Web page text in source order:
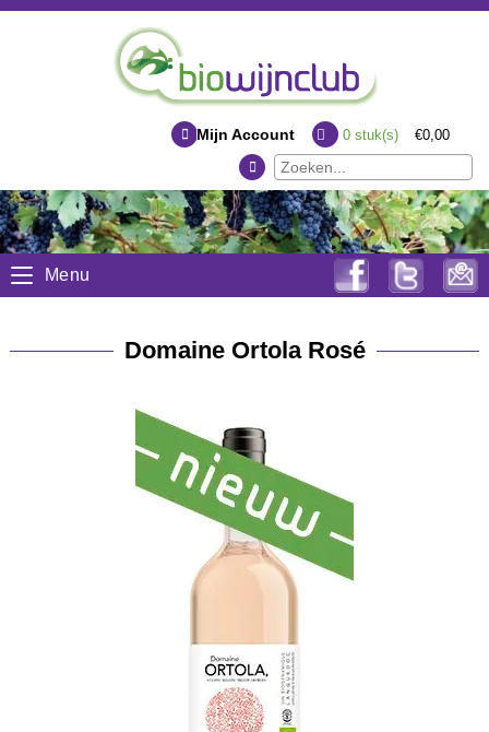
Mijn Account 0stuk(s) €0,00
Menu
Domaine Ortola Rosé